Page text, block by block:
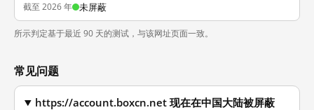
截至 2026 年 未屏蔽
所示判定基于最近 90 天的测试，与该网址页面一致。
常见问题
https://account.boxcn.net 现在在中国大陆被屏蔽